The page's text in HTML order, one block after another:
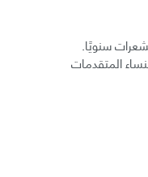
سنويًا.
معدل الإصابة بين النساء المتقدمات